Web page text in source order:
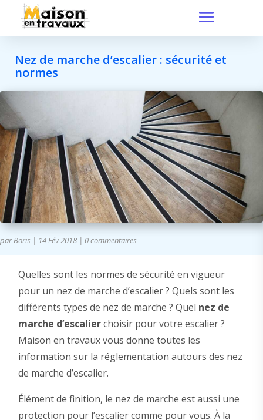
Nez de marche d’escalier : sécurité et
normes
parBoris | 14 Fév 2018 | 0 commentaires
Quelles sont les normes de sécurité en vigueur
pour un nez de marche d’escalier ? Quels sont les
différents types de nez de marche ? Quel nez de
marche d’escalierchoisir pour votre escalier ?
Maison en travaux vous donne toutes les
information sur la réglementation autours des nez
de marche d’escalier.
Élément de finition, le nez de marche est aussi une
protection pour l’escalier comme pour vous. À la